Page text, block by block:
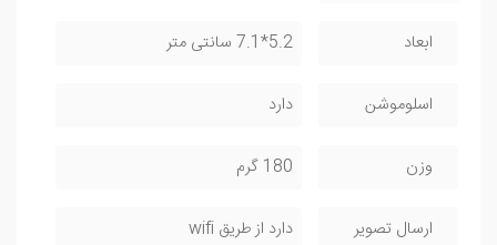
ابعاد 5.2*7.1 سانتی متر
اسلوموشن دارد
وزن 180 گرم
ارسال تصویر دارد از طریق wifi